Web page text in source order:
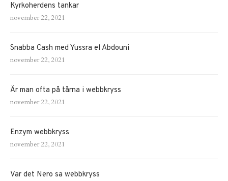
Kyrkoherdens tankar
november 22, 2021
Snabba Cash med Yussra el Abdouni
november 22, 2021
Är man ofta på tårna i webbkryss
november 22, 2021
Enzym webbkryss
november 22, 2021
Var det Nero sa webbkryss